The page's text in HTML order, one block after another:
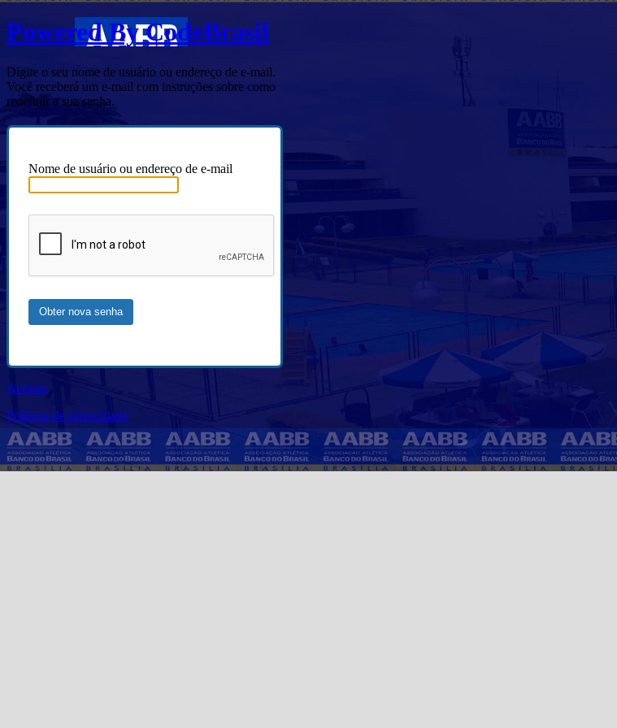
Powered By CodeBrasil
Digite o seu nome de usuário ou endereço de e-mail.
Você receberá um e-mail com instruções sobre como
redefinir a sua senha.
Nome de usuário ou endereço de e-mail
Acessar
Politicas de privacidade